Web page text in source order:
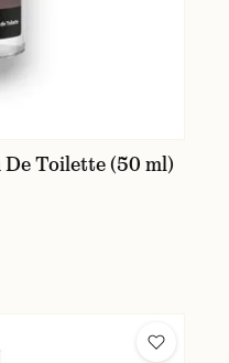
Toilette (50 ml)